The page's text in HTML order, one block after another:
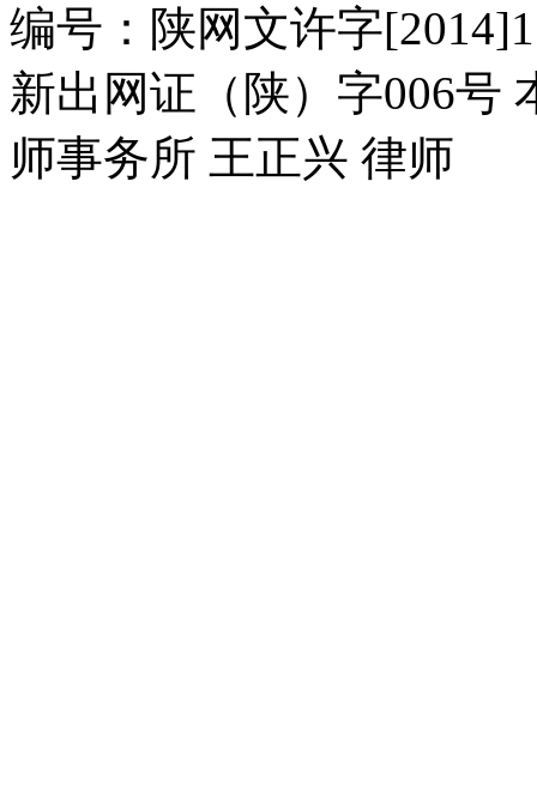
编号：陕网文许字
新出网证（陕）字006号
师事务所 王正兴 律师